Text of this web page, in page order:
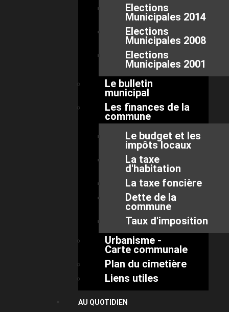
Elections
Municipales 2014
Elections
Municipales 2008
Elections
Municipales 2001
Le bulletin
municipal
Les finances de la
commune
Le budget et les
impôts locaux
La taxe
d'habitation
La taxe foncière
Dette de la
commune
Taux d'imposition
Urbanisme -
Carte communale
Plan du cimetière
Liens utiles
AU QUOTIDIEN